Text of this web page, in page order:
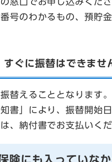
号のわかるもの、預貯
ぐに振替はできませ
替えることとなります。
書」により、振替開始
、納付書でお支払いくだ
険にも入っていな